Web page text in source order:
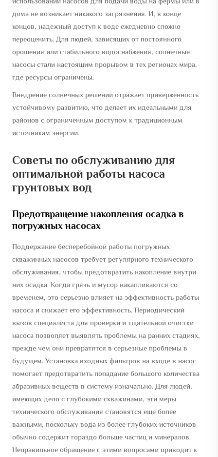
дома не возникает никакого загрязнения. И, в конце
концов, надежный доступ к воде ежедневно сложно
переоценить. Для людей, зависящих от постоянного
орошения или стабильного водоснабжения, солнечные
насосы стали настоящим прорывом в тех регионах мира,
где ресурсы ограничены.
Внедрение солнечных решений отражает приверженность
устойчивому развитию, что делает их идеальными для
районов с ограниченным доступом к традиционным
источникам энергии.
Советы по обслуживанию для
оптимальной работы насоса
грунтовых вод
Предотвращение накопления осадка в
погружных насосах
Поддержание бесперебойной работы погружных
скважинных насосов требует регулярного технического
обслуживания, чтобы предотвратить накопление внутри
них осадка. Когда грязь и мусор накапливаются со
временем, это серьезно влияет на эффективность работы
насоса и снижает его эффективность. Периодический
вызов специалиста для проверки и тщательной очистки
насоса позволяет выявлять проблемы на ранних стадиях,
прежде чем они превратятся в серьезные проблемы в
будущем. Установка входных фильтров на входе в насос
помогает предотвратить попадание большого количества
абразивных веществ в систему изначально. Для людей,
имеющих дело с глубокими скважинами, эти меры
технического обслуживания становятся еще более
важными, поскольку вода из более глубоких источников
обычно содержит гораздо больше частиц и минералов.
Неправильное обращение с этими вопросами приводит к